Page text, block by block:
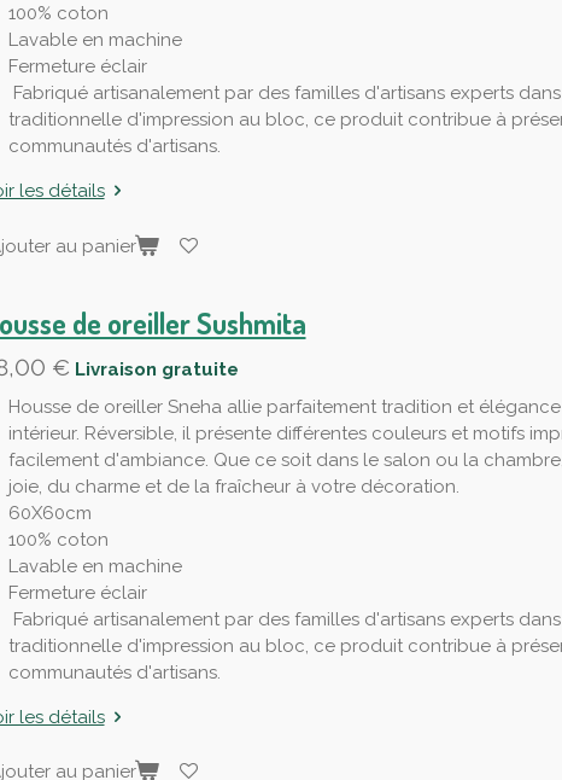
100% coton
Lavable en machine
Fermeture éclair
Fabriqué artisanalement par des familles d'artisans experts
traditionnelle d'impression au bloc, ce produit contribue à
communautés d'artisans.
les détails
au panier
de oreiller Sushmita
€ Livraison gratuite
Housse de oreiller Sneha allie parfaitement tradition et
intérieur. Réversible, il présente différentes couleurs et motifs
facilement d'ambiance. Que ce soit dans le salon ou la
joie, du charme et de la fraîcheur à votre décoration.
60X60cm
100% coton
Lavable en machine
Fermeture éclair
Fabriqué artisanalement par des familles d'artisans experts
traditionnelle d'impression au bloc, ce produit contribue à
communautés d'artisans.
les détails
au panier